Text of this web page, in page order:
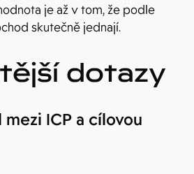
je až v tom, že podle
skutečně jednají.
dotazy
ICP a cílovou